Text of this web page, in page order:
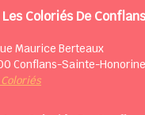
Les Coloriés De
Maurice Berteaux
Conflans-Sainte-Honorine